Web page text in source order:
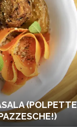
(POLPETTE